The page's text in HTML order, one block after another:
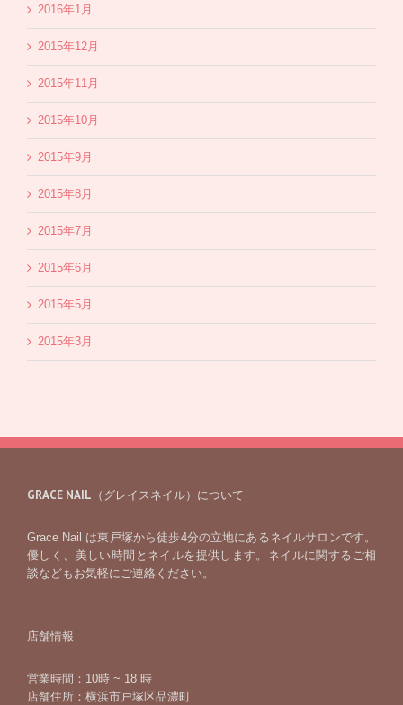
2016年1月
2015年12月
2015年11月
2015年10月
2015年9月
2015年8月
2015年7月
2015年6月
2015年5月
2015年3月
GRACE NAIL（グレイスネイル）について
Grace Nail は東戸塚から徒歩4分の立地にあるネイルサロンです。
優しく、美しい時間とネイルを提供します。ネイルに関するご相
談などもお気軽にご連絡ください。
店舗情報
営業時間：10時 ~ 18 時
店舗住所：横浜市戸塚区品濃町